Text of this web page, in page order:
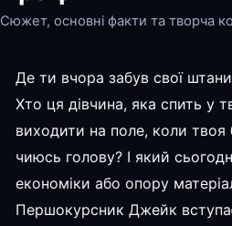
Сюжет, основні факти та творча
Де ти вчора забув свої штани
Хто ця дівчина, яка спить у
виходити на поле, коли твоя
чиюсь голову? І який
економіки або опору
Першокурсник Джейк